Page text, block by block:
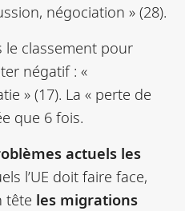
négociation » (28).
classement pour
négatif : «
» (17). La « perte de
que 6 fois.
actuels les
l’UE doit faire face,
tête les migrations